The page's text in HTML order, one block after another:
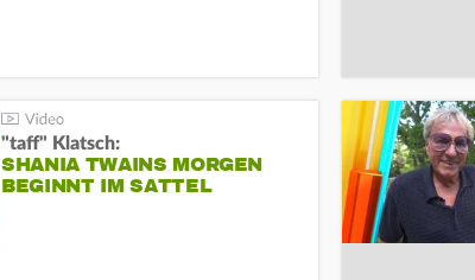
"taff" Klatsch:
SHANIA TWAINS MORGEN
BEGINNT IM SATTEL